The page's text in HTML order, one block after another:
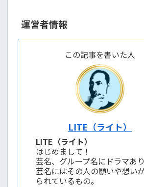
運営者情報
この記事を書いた人
LITE（ライト）
LITE（ライト）
はじめまして！
芸名、グループ名にドラマあり
芸名にはその人の願いや想い
られているもの。